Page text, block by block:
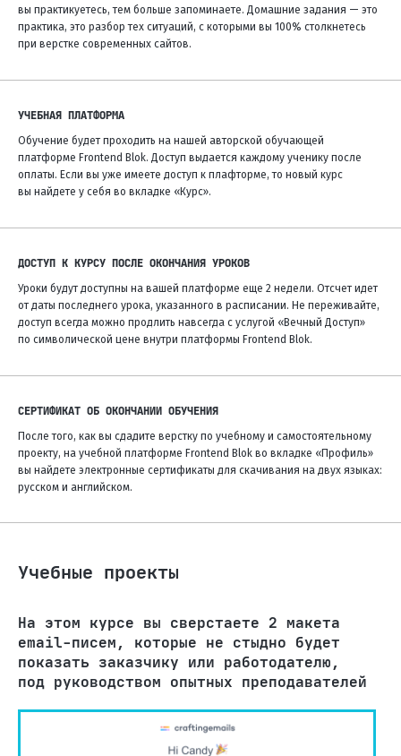
вы практикуетесь, тем больше запоминаете. Домашние задания — это
практика, это разбор тех ситуаций, с которыми вы 100% столкнетесь
при верстке современных сайтов.
УЧЕБНАЯ ПЛАТФОРМА
Обучение будет проходить на нашей авторской обучающей
платформе Frontend Blok. Доступ выдается каждому ученику после
оплаты. Если вы уже имеете доступ к плафторме, то новый курс
вы найдете у себя во вкладке «Курс».
ДОСТУП К КУРСУ ПОСЛЕ ОКОНЧАНИЯ УРОКОВ
Уроки будут доступны на вашей платформе еще 2 недели. Отсчет идет
от даты последнего урока, указанного в расписании. Не переживайте,
доступ всегда можно продлить навсегда с услугой «Вечный Доступ»
по символической цене внутри платформы Frontend Blok.
СЕРТИФИКАТ ОБ ОКОНЧАНИИ ОБУЧЕНИЯ
После того, как вы сдадите верстку по учебному и самостоятельному
проекту, на учебной платформе Frontend Blok во вкладке «Профиль»
вы найдете электронные сертификаты для скачивания на двух языках:
русском и английском.
Учебные проекты
На этом курсе вы сверстаете 2 макета
email-писем, которые не стыдно будет
показать заказчику или работодателю,
под руководством опытных преподавателей